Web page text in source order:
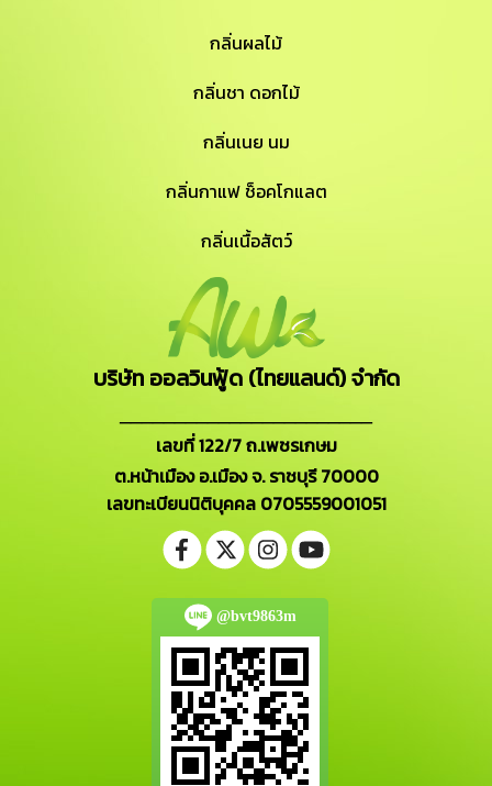
กลิ่นผลไม้
กลิ่นชา ดอกไม้
กลิ่นเนย นม
กลิ่นกาแฟ ช็อคโกแลต
กลิ่นเนื้อสัตว์
บริษัท ออลวินฟู้ด (ไทยแลนด์) จำกัด
เลขที่ 122/7 ถ.เพชรเกษม
ต.หน้าเมือง อ.เมือง จ. ราชบุรี 70000
เลขทะเบียนนิติบุคคล 0705559001051
@bvt9863m